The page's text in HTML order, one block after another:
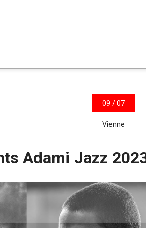
09 / 07
Vienne
Adami Jazz